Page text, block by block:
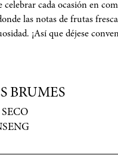
celebrar cada ocasión en
las notas de frutas
¡Así que déjese
BRUMES